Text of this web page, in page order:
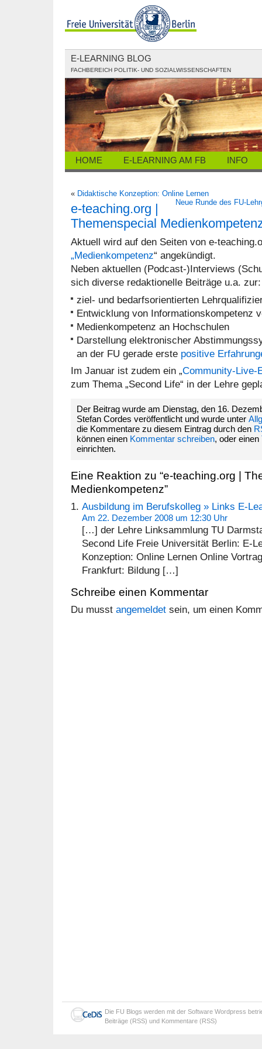
E-LEARNING BLOG
FACHBEREICH POLITIK- UND SOZIALWISSENSCHAFTEN
HOME E-LEARNING AM FB INFO
« Didaktische Konzeption: Online Lernen
Neue Runde des FU-
e-teaching.org |
Themenspecial
Aktuell wird auf den Seiten von e-
„Medienkompetenz“ angekündigt.
Neben aktuellen (Podcast-)Interviews
sich diverse redaktionelle Beiträge u.a. zur:
ziel- und bedarfsorientierten
Entwicklung von Informationskompetenz
Medienkompetenz an Hochschulen
Darstellung elektronischer
an der FU gerade erste positive
Im Januar ist zudem ein „Community-Live-
zum Thema „Second Life“ in der Lehre
Der Beitrag wurde am Dienstag, den 16.
Stefan Cordes veröffentlicht und wurde unter
die Kommentare zu diesem Eintrag durch den
können einen Kommentar schreiben, oder einen
einrichten.
Eine Reaktion zu “e-teaching.org |
Medienkompetenz”
Ausbildung im Berufskolleg » Links E-
Am 22. Dezember 2008 um 12:30 Uhr
[…] der Lehre Linksammlung TU
Second Life Freie Universität Berlin: E-
Konzeption: Online Lernen Online
Frankfurt: Bildung […]
Schreibe einen Kommentar
Du musst angemeldet sein, um einen
Die FU Blogs werden mit der Software Wordpress
Beiträge (RSS) und Kommentare (RSS)